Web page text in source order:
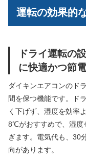
運転の効果的
ドライ運転の
に快適かつ節
ダイキンエアコンのド
間を保つ機能です。ド
く下げず、湿度を効率
8℃がおすすめで、湿度
ぎます。電気代も、30
向があります。